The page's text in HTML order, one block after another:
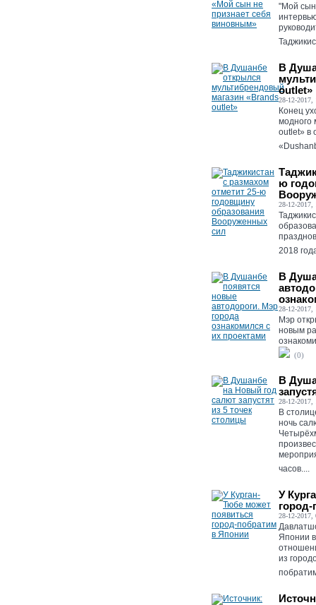
"Мой сын
В
outlet»
28-12-2017,
Конец
модного
outlet» в
ю
28-12-2017,
2018
В
28-12-2017,
Мэр
новым
(0)
В
28-12-2017,
В
ночь
часов....
У
28-12-2017,
Японии
из